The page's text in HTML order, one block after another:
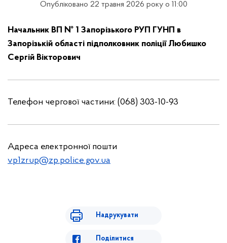
Опубліковано 22 травня 2026 року о 11:00
Начальник ВП № 1 Запорізького РУП ГУНП в
Запорізькій області підполковник поліції Любишко
Сергій Вікторович
Телефон чергової частини: (068) 303-10-93
Адреса електронної пошти
vp1zrup@zp.police.gov.ua
Надрукувати
Поділитися